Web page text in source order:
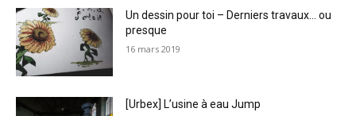
Un dessin pour toi – Derniers travaux… ou
presque
16 mars 2019
[Urbex] L’usine à eau Jump